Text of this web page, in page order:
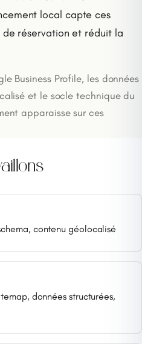
local capte ces
réservation et réduit la
Business Profile, les données
et le socle technique du
apparaisse sur ces
contenu géolocalisé
données structurées,